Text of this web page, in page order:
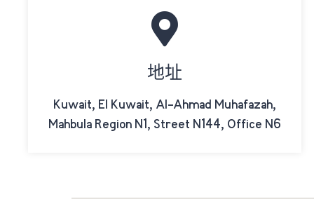
地址
Kuwait, El Kuwait, Al-Ahmad Muhafazah,
Mahbula Region N1, Street N144, Office N6